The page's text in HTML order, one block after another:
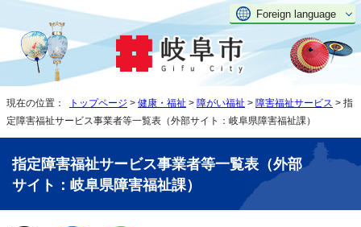
Foreign language
現在の位置： トップページ > 健康・福祉 > 障がい福祉 > 障害福祉サービス > 指
定障害福祉サービス事業者等一覧表（外部サイト：岐阜県障害福祉課）
指定障害福祉サービス事業者等一覧表（外部
サイト：岐阜県障害福祉課）